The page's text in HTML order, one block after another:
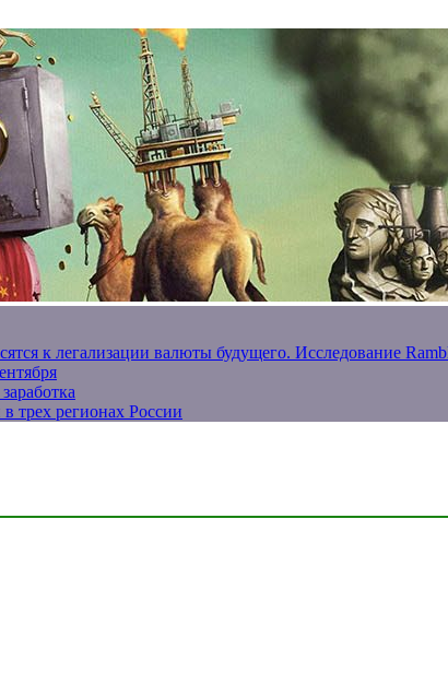
к легализации валюты будущего. Исследование
трех регионах России